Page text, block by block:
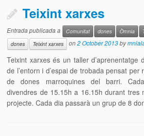
Teixint xarxes
Entrada publicada a Comunitat dones Òmnia
dones Teixint xarxes on2 October 2013by
Teixint xarxes és un taller d’aprenentatge
de l’entorn i d’espai de trobada pensat
de dones marroquines del barri.
divendres de 15.15h a 16.15h durant tres
projecte. Cada dia passarà un grup de 8